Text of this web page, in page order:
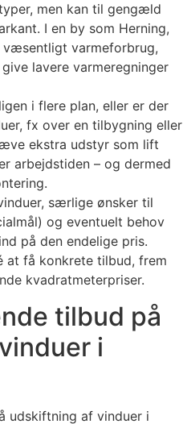
men kan til gengæld
I en by som Herning,
væsentligt varmeforbrug,
lavere varmeregninger
i flere plan, eller er der
fx over en tilbygning eller
ekstra udstyr som lift
arbejdstiden – og dermed
særlige ønsker til
og eventuelt behov
på den endelige pris.
at få konkrete tilbud, frem
kvadratmeterpriser.
tilbud på
i
udskiftning af vinduer i